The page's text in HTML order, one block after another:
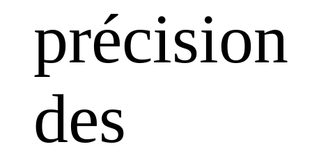
précision
des